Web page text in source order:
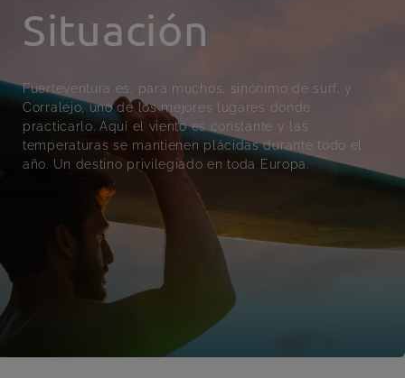
Situación
Fuerteventura es, para muchos, sinónimo de surf; y
Corralejo, uno de los mejores lugares donde
practicarlo. Aquí el viento es constante y las
temperaturas se mantienen plácidas durante todo el
año. Un destino privilegiado en toda Europa.